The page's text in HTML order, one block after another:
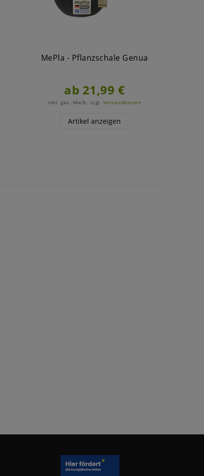
MePla - Pflanzschale Genua
ab 21,99 €
inkl. ges. MwSt. zzgl. Versandkosten
Artikel anzeigen